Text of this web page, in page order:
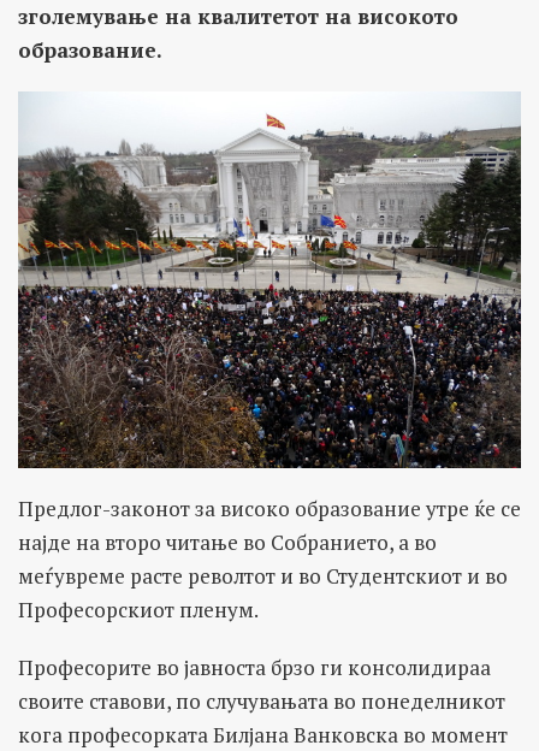
зголемување на квалитетот на високото
образование.
Предлог-законот за високо образование утре ќе се
најде на второ читање во Собранието, а во
меѓувреме расте револтот и во Студентскиот и во
Професорскиот пленум.
Професорите во јавноста брзо ги консолидираа
своите ставови, по случувањата во понеделникот
кога професорката Билјана Ванковска во момент